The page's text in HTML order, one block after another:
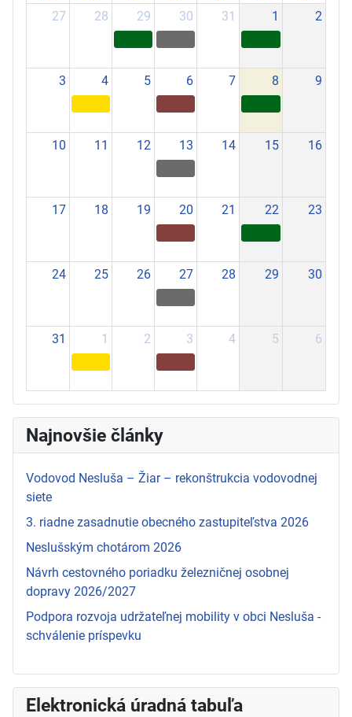
27
28 29 30 31 1 2
3 4 5 6 7 8 9
10 11 12 13 14 15 16
17 18 19 20 21 22 23
24 25 26 27 28 29 30
31 1 2 3 4 5 6
Najnovšie články
Vodovod Nesluša – Žiar – rekonštrukcia vodovodnej
siete
3. riadne zasadnutie obecného zastupiteľstva 2026
Neslušským chotárom 2026
Návrh cestovného poriadku železničnej osobnej
dopravy 2026/2027
Podpora rozvoja udržateľnej mobility v obci Nesluša -
schválenie príspevku
Elektronická úradná tabuľa